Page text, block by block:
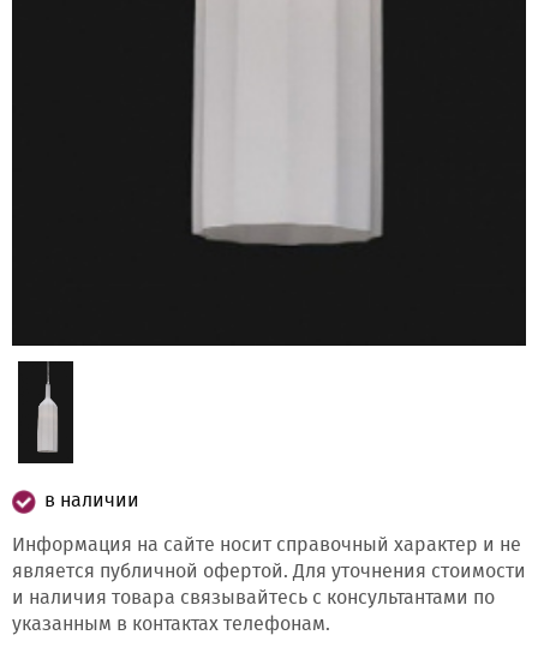
в наличии
Информация на сайте носит справочный характер и не
является публичной офертой. Для уточнения стоимости
и наличия товара связывайтесь с консультантами по
указанным в контактах телефонам.